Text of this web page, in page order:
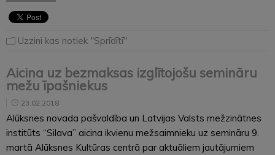
Uzzini kas notiek "Sprīdītī"
Aicina uz bezmaksas izglītojošu semināru
mežu īpašniekus
23.02.2018
Alūksnes novada pašvaldība un Latvijas Valsts mežzinātnes
institūts “Silava” aicina ikvienu mežsaimnieku uz semināru 9.
martā Alūksnes Kultūras centrā par aktuāliem jautājumiem